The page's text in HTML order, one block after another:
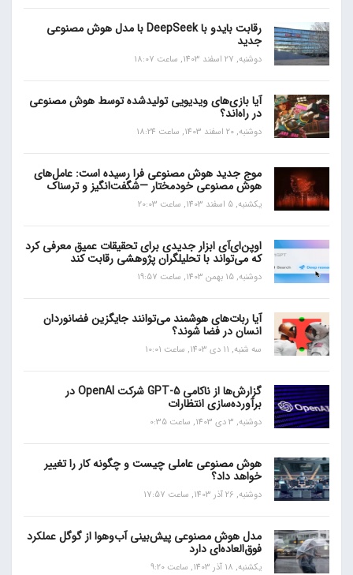
رقابت بایدو با DeepSeek با مدل هوش مصنوعی
جدید
دوشنبه, 27 اسفند 1403, ساعت 18:07
آیا بازی‌های ویدیویی تولیدشده توسط هوش مصنوعی
در راه‌اند؟
دوشنبه, 20 اسفند 1403, ساعت 18:24
موج جدید هوش مصنوعی فرا رسیده است: عامل‌های
هوش مصنوعی خودمختار —شگفت‌انگیز و ترسناک
یکشنبه, 5 اسفند 1403, ساعت 20:03
اوپن‌ای‌آی ابزار جدیدی برای تحقیقات عمیق معرفی کرد
که می‌تواند با تحلیلگران پژوهشی رقابت کند
دوشنبه, 15 بهمن 1403, ساعت 19:57
آیا ربات‌های هوشمند می‌توانند جایگزین فضانوردان
انسان در فضا شوند؟
سه شنبه, 11 دی 1403, ساعت 10:01
گزارش‌ها از ناکامی GPT-5 شرکت OpenAI در
برآورده‌سازی انتظارات
دوشنبه, 3 دی 1403, ساعت 0:35
هوش مصنوعی عاملی چیست و چگونه کار را تغییر
خواهد داد؟
دوشنبه, 26 آذر 1403, ساعت 17:57
مدل هوش مصنوعی پیش‌بینی آب‌و‌هوا از گوگل عملکرد
فوق‌العاده‌ای دارد
یکشنبه, 18 آذر 1403, ساعت 9:20